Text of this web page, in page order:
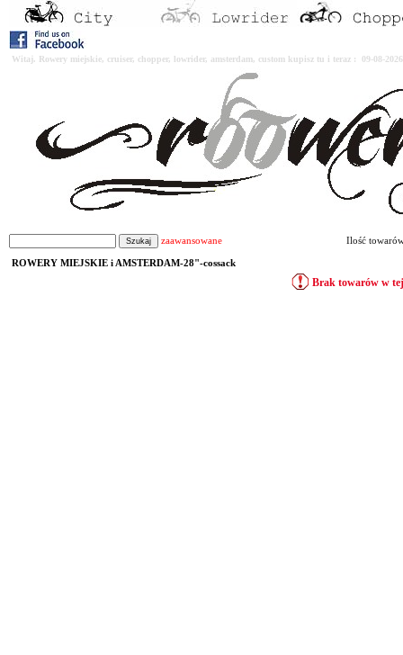
Witaj. Rowery miejskie, cruiser, chopper, lowrider, amsterdam, custom kupisz tu i teraz : 09-08-
zaawansowane Ilość
ROWERY MIEJSKIE i AMSTERDAM-28"-cossack
Brak towarów w